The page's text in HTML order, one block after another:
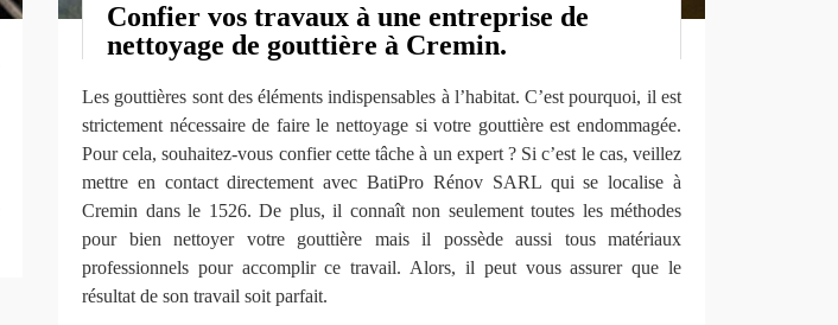
Confier vos travaux à une entreprise de
nettoyage de gouttière à Cremin.
Les gouttières sont des éléments indispensables à l’habitat. C’est pourquoi, il est
strictement nécessaire de faire le nettoyage si votre gouttière est endommagée.
Pour cela, souhaitez-vous confier cette tâche à un expert ? Si c’est le cas, veillez
mettre en contact directement avec BatiPro Rénov SARL qui se localise à
Cremin dans le 1526. De plus, il connaît non seulement toutes les méthodes
pour bien nettoyer votre gouttière mais il possède aussi tous matériaux
professionnels pour accomplir ce travail. Alors, il peut vous assurer que le
résultat de son travail soit parfait.